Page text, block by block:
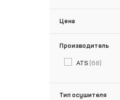
Цена
Производитель
ATS (68)
Тип осушителя